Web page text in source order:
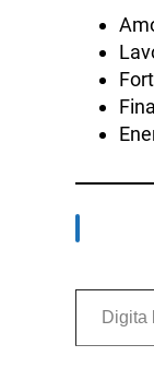
Digita la tua e-mail...